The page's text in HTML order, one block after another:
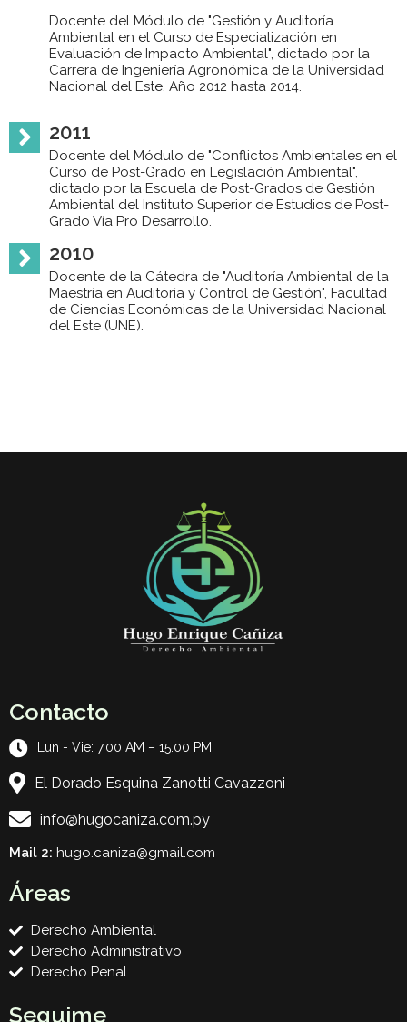
Docente del Módulo de "Gestión y Auditoría
Ambiental en el Curso de Especialización en
Evaluación de Impacto Ambiental", dictado por la
Carrera de Ingeniería Agronómica de la Universidad
Nacional del Este. Año 2012 hasta 2014.
2011
Docente del Módulo de "Conflictos Ambientales en el
Curso de Post-Grado en Legislación Ambiental",
dictado por la Escuela de Post-Grados de Gestión
Ambiental del Instituto Superior de Estudios de Post-
Grado Vía Pro Desarrollo.
2010
Docente de la Cátedra de "Auditoría Ambiental de la
Maestría en Auditoría y Control de Gestión", Facultad
de Ciencias Económicas de la Universidad Nacional
del Este (UNE).
Contacto
Lun - Vie: 7.00 AM – 15.00 PM
El Dorado Esquina Zanotti Cavazzoni
info@hugocaniza.com.py
Mail 2: hugo.caniza@gmail.com
Áreas
Derecho Ambiental
Derecho Administrativo
Derecho Penal
Seguime